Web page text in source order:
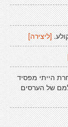
[ליצירה]
הייתי מפסיד
של הערסים